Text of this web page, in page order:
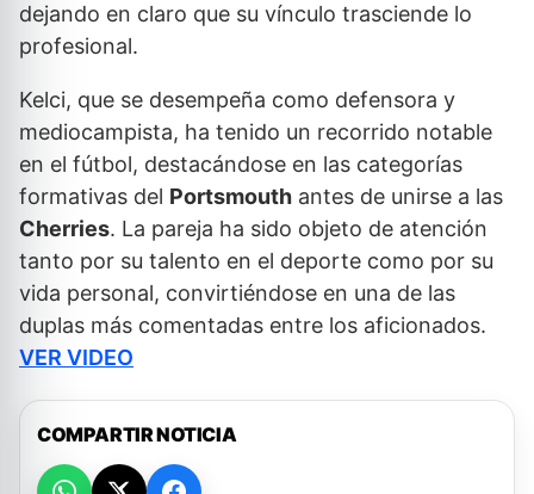
dejando en claro que su vínculo trasciende lo
profesional.
Kelci, que se desempeña como defensora y
mediocampista, ha tenido un recorrido notable
en el fútbol, destacándose en las categorías
formativas del Portsmouth antes de unirse a las
Cherries. La pareja ha sido objeto de atención
tanto por su talento en el deporte como por su
vida personal, convirtiéndose en una de las
duplas más comentadas entre los aficionados.
VER VIDEO
COMPARTIR NOTICIA